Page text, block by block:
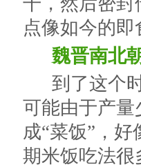
点像如今的
魏晋南北
到了这个时
可能由于产
成“菜饭”，
期米饭吃法